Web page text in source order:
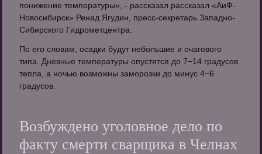
понижение температуры», - рассказал рассказал «АиФ-
Новосибирск» Ренад Ягудин, пресс-секретарь Западно-
Сибирского Гидрометцентра.
По его словам, осадки будут небольшие и очагового
типа. Дневные температуры опустятся до 7−14 градусов
тепла, а ночью возможны заморозки до минус 4−6
градусов.
Возбуждено уголовное дело по
факту смерти сварщика в Челнах